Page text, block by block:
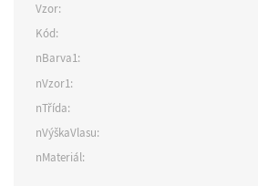
Vzor:
Kód:
nBarva1:
nVzor1:
nTřída:
nVýškaVlasu:
nMateriál: